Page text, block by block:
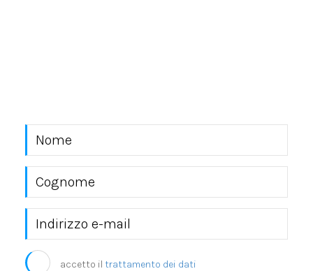
accetto il trattamento dei dati